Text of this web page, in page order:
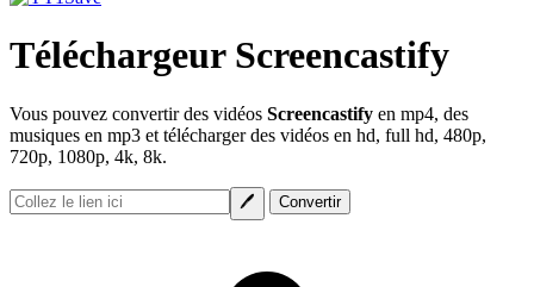
Téléchargeur Screencastify
Vous pouvez convertir des vidéos Screencastify en mp4, des
musiques en mp3 et télécharger des vidéos en hd, full hd, 480p,
720p, 1080p, 4k, 8k.